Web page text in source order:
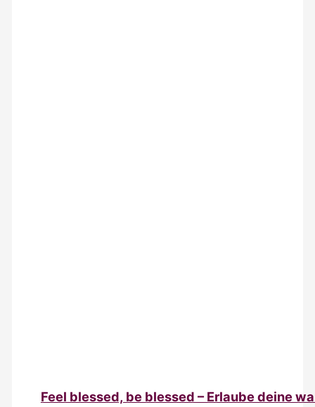
Feel blessed, be blessed – Erlaube deine